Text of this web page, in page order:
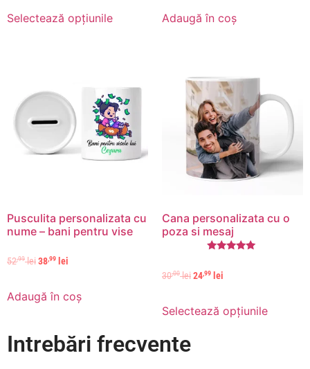
Selectează opțiunile Adaugă în coș
Pusculita personalizata cu
nume – bani pentru vise
52,99 lei38,99 lei
Adaugă în coș
Cana personalizata cu o
poza si mesaj
din 5
30,00 lei24,99 lei
Selectează opțiunile
Intrebări frecvente